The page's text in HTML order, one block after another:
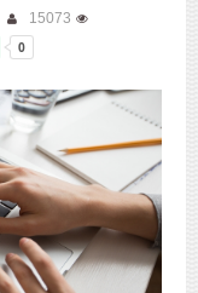
15073